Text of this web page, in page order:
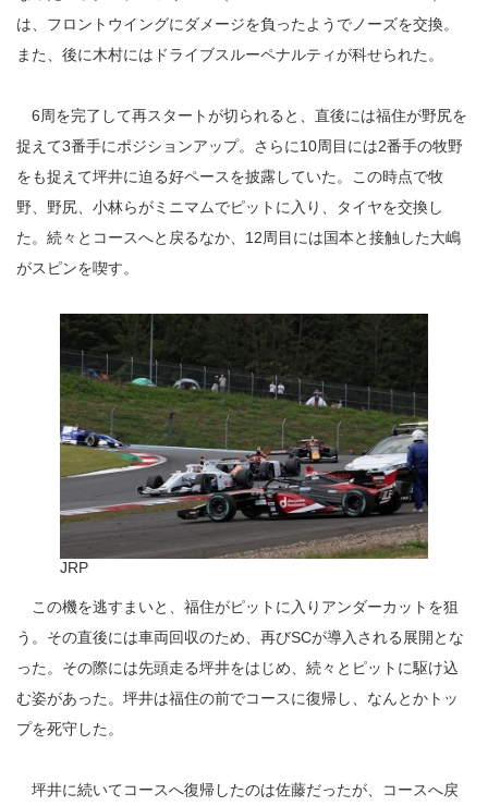
は、フロントウイングにダメージを負ったようでノーズを交換。
また、後に木村にはドライブスルーペナルティが科せられた。
6周を完了して再スタートが切られると、直後には福住が野尻を
捉えて3番手にポジションアップ。さらに10周目には2番手の牧野
をも捉えて坪井に迫る好ペースを披露していた。この時点で牧
野、野尻、小林らがミニマムでピットに入り、タイヤを交換し
た。続々とコースへと戻るなか、12周目には国本と接触した大嶋
がスピンを喫す。
JRP
この機を逃すまいと、福住がピットに入りアンダーカットを狙
う。その直後には車両回収のため、再びSCが導入される展開とな
った。その際には先頭走る坪井をはじめ、続々とピットに駆け込
む姿があった。坪井は福住の前でコースに復帰し、なんとかトッ
プを死守した。
坪井に続いてコースへ復帰したのは佐藤だったが、コースへ戻